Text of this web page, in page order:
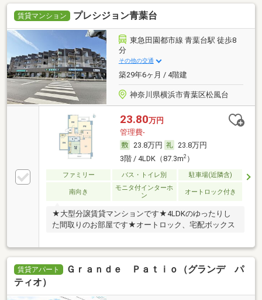
賃貸マンション プレシジョン青葉台
東急田園都市線 青葉台駅 徒歩8
分
その他の交通
築29年6ヶ月 / 4階建
神奈川県横浜市青葉区松風台
23.80万円
管理費-
23.8万円
23.8万円
3階 / 4LDK（87.3m2）
ファミリー バス・トイレ別 駐車場(近隣含)
南向き
モニタ付インターホ
ン
オートロック付き
★大型分譲賃貸マンションです★4LDKのゆったりし
た間取りのお部屋です★オートロック、宅配ボックス
賃貸アパート
Ｇｒａｎｄｅ Ｐａｔｉｏ（グランデ パ
ティオ）